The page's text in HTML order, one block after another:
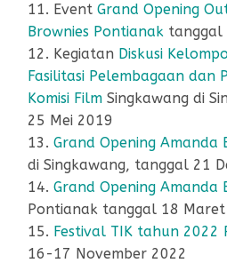
11. EventGrand Opening
Brownies Pontianak tanggal
12. Kegiatan Diskusi
Fasilitasi Pelembagaan dan
Komisi Film Singkawang di
25 Mei 2019
13.Grand Opening Amanda
di Singkawang, tanggal 21
14.Grand Opening Amanda
Pontianak tanggal 18
15. Festival TIK tahun 2022
16-17 November 2022